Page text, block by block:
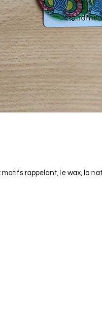
rappelant, le wax, la